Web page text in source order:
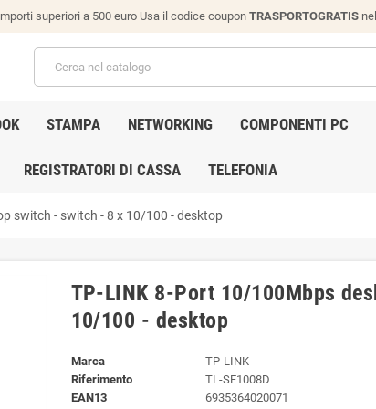
superiori a 500 euro Usa il codice coupon TRASPORTOGRATIS
STAMPA NETWORKING COMPONENTI PC
REGISTRATORI DI CASSA TELEFONIA
switch - switch - 8 x 10/100 - desktop
TP-LINK 8-Port 10/100Mbps
10/100 - desktop
Marca
TP-LINK
Riferimento
TL-SF1008D
EAN13
6935364020071